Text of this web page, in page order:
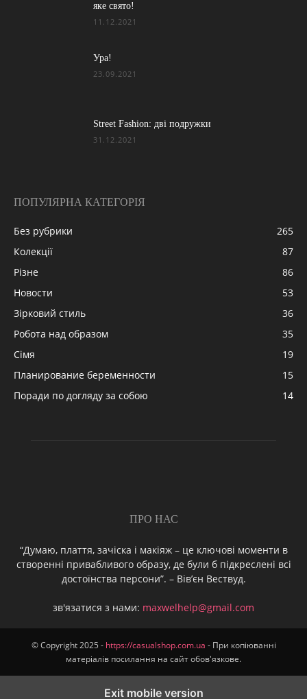
яке свято!
11.12.2021
Ура!
23.09.2021
Street Fashion: дві подружки
31.12.2021
ПОПУЛЯРНА КАТЕГОРІЯ
Без рубрики
265
Колекції
87
Різне
86
Новости
53
Зірковий стиль
36
Робота над образом
35
Сімя
19
Планирование беременности
15
Поради по догляду за собою
14
ПРО НАС
“Думаю, плаття, зачіска і макіяж – це ключові моменти в
створенні привабливого образу, де були б підкреслені всі
достоїнства персони”. – Вів’єн Вествуд.
зв'язатися з нами: maxwelhelp@gmail.com
© Copyright 2025 - https://casualshop.com.ua - При копіюванні
матеріалів посилання на сайт обов'язкове.
Exit mobile version